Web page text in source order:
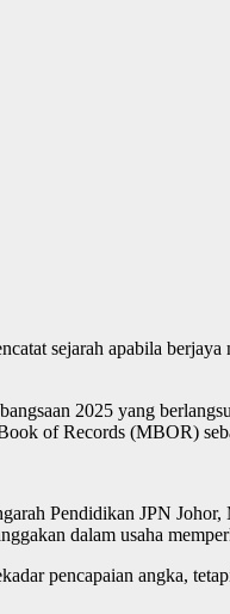
sejarah apabila
2025 yang
of Records (MBOR)
Pendidikan JPN
dalam usaha
pencapaian angka,